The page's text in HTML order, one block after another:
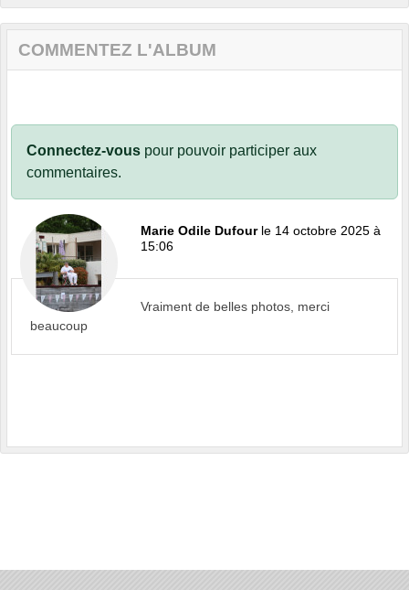
COMMENTEZ L'ALBUM
Connectez-vous pour pouvoir participer aux
commentaires.
Marie Odile Dufour le 14 octobre 2025 à
15:06
Vraiment de belles photos, merci
beaucoup